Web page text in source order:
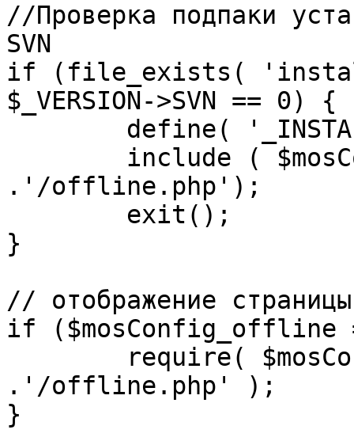
//Проверка подпаки
SVN
if (file_exists(
$_VERSION->SVN == 0) {
.'/offline.php');
}
// отображение
if ($mosConfig_offline
.'/offline.php' );
}